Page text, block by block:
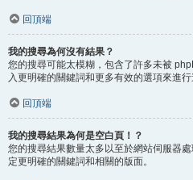
回頂端
我的搜尋為何沒有結果？
您的搜尋可能太模糊，包含了許多未被
入更明確的關鍵詞和更多有效的選項來進行
回頂端
我的搜尋結果為何是空白頁！？
您的搜尋結果數量太多以至於網站伺服器
定更明確的關鍵詞和相關的版面。